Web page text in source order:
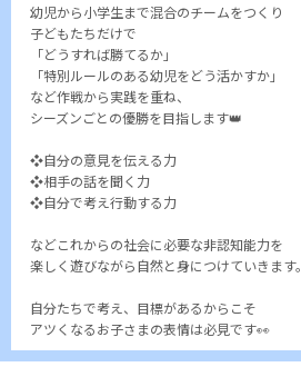
幼児から小学生まで混合のチームをつくり
子どもたちだけで
「どうすれば勝てるか」
「特別ルールのある幼児をどう活かすか」
など作戦から実践を重ね、
シーズンごとの優勝を目指します👑
❖自分の意見を伝える力
❖相手の話を聞く力
❖自分で考え行動する力
などこれからの社会に必要な非認知能力を
楽しく遊びながら自然と身につけていきます。
自分たちで考え、目標があるからこそ
アツくなるお子さまの表情は必見です👀